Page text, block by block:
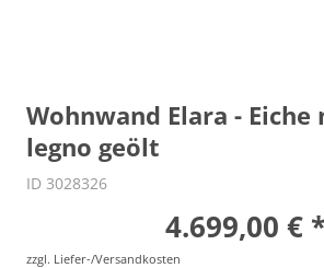
Wohnwand Elara - Eiche
legno geölt
ID 3028326
4.699,00 €
zzgl. Liefer-/Versandkosten